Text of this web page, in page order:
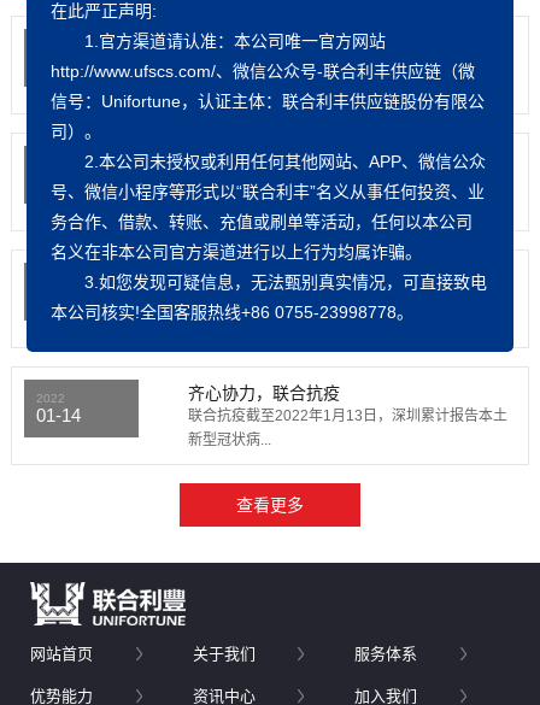
03-01
携手抗疫，护深必胜｜联合...
近日，深圳疫情形势再一次变得严峻，为了更快更
02-17
调研｜深圳市税务局第二税...
今日，深圳市税务局第二税务分局万春生局长、潘
锋副局长、李京副...
践行初心使命，福田政协委...
模核酸检测...
2022
01-14
齐心协力，联合抗疫
联合抗疫截至2022年1月13日，深圳累计报告本土
新型冠状病...
在此严正声明:
1.官方渠道请认准：本公司唯一官方网站
http://www.ufscs.com/、微信公众号-联合利丰供应链（微
信号：Unifortune，认证主体：联合利丰供应链股份有限公
司）。
2.本公司未授权或利用任何其他网站、APP、微信公众
号、微信小程序等形式以“联合利丰”名义从事任何投资、业
务合作、借款、转账、充值或刷单等活动，任何以本公司
名义在非本公司官方渠道进行以上行为均属诈骗。
3.如您发现可疑信息，无法甄别真实情况，可直接致电
本公司核实!全国客服热线+86 0755-23998778。
网站首页 关于我们 服务体系
优势能力 资讯中心 加入我们